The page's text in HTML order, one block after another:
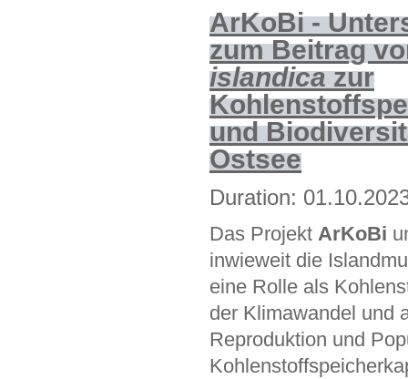
ArKoBi -
zum Beitrag
islandicazur
und
Ostsee
Duration:
Das Projekt ArKoBi
inwieweit die
eine Rolle als
der Klimawandel und
Reproduktion und